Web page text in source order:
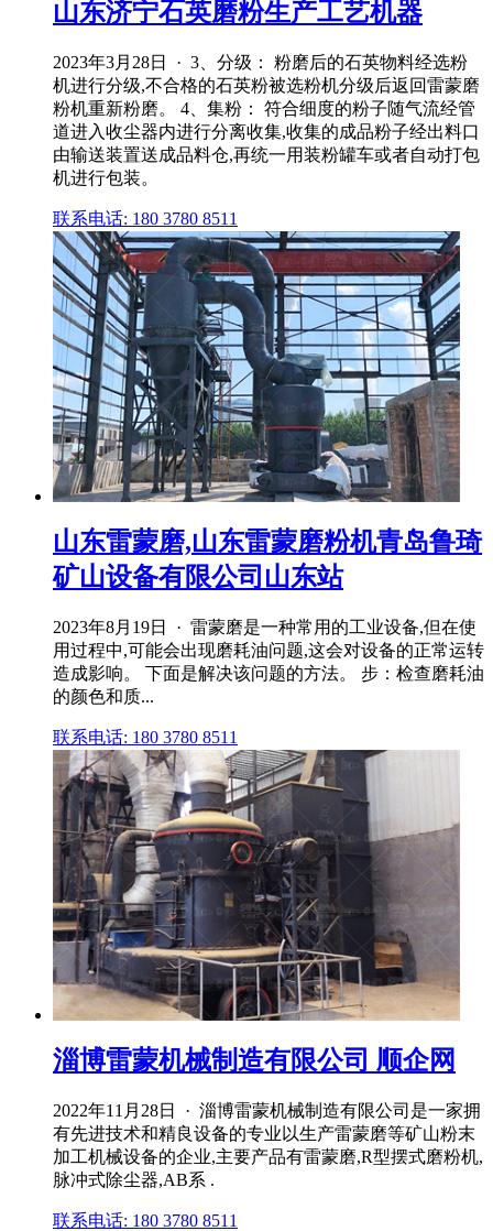
山东济宁石英磨粉生产工艺机器
2023年3月28日 · 3、分级： 粉磨后的石英物料经选粉
机进行分级,不合格的石英粉被选粉机分级后返回雷蒙磨
粉机重新粉磨。 4、集粉： 符合细度的粉子随气流经管
道进入收尘器内进行分离收集,收集的成品粉子经出料口
由输送装置送成品料仓,再统一用装粉罐车或者自动打包
机进行包装。
联系电话: 180 3780 8511
山东雷蒙磨,山东雷蒙磨粉机青岛鲁琦
矿山设备有限公司山东站
2023年8月19日 · 雷蒙磨是一种常用的工业设备,但在使
用过程中,可能会出现磨耗油问题,这会对设备的正常运转
造成影响。 下面是解决该问题的方法。 步：检查磨耗油
的颜色和质...
联系电话: 180 3780 8511
淄博雷蒙机械制造有限公司 顺企网
2022年11月28日 · 淄博雷蒙机械制造有限公司是一家拥
有先进技术和精良设备的专业以生产雷蒙磨等矿山粉末
加工机械设备的企业,主要产品有雷蒙磨,R型摆式磨粉机,
脉冲式除尘器,AB系 .
联系电话: 180 3780 8511